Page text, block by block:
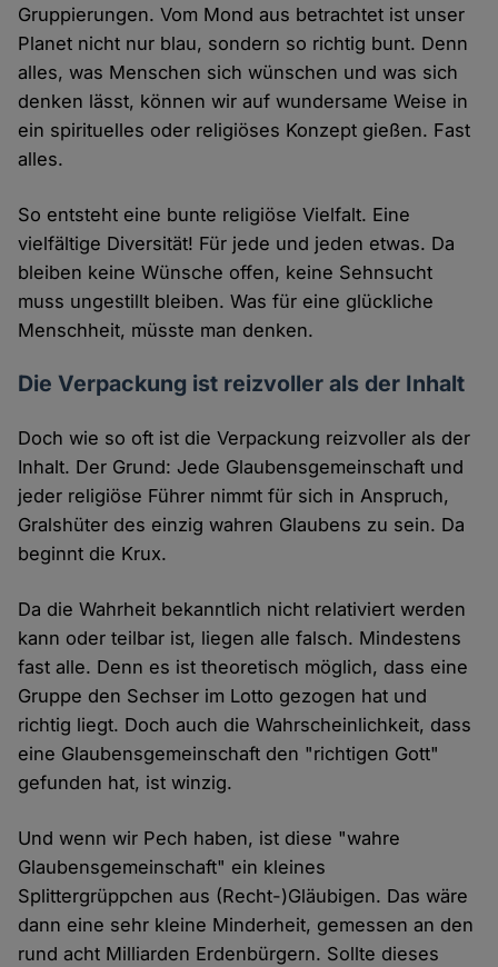
Gruppierungen. Vom Mond aus betrachtet ist unser
Planet nicht nur blau, sondern so richtig bunt. Denn
alles, was Menschen sich wünschen und was sich
denken lässt, können wir auf wundersame Weise in
ein spirituelles oder religiöses Konzept gießen. Fast
alles.
So entsteht eine bunte religiöse Vielfalt. Eine
vielfältige Diversität! Für jede und jeden etwas. Da
bleiben keine Wünsche offen, keine Sehnsucht
muss ungestillt bleiben. Was für eine glückliche
Menschheit, müsste man denken.
Die Verpackung ist reizvoller als der Inhalt
Doch wie so oft ist die Verpackung reizvoller als der
Inhalt. Der Grund: Jede Glaubensgemeinschaft und
jeder religiöse Führer nimmt für sich in Anspruch,
Gralshüter des einzig wahren Glaubens zu sein. Da
beginnt die Krux.
Da die Wahrheit bekanntlich nicht relativiert werden
kann oder teilbar ist, liegen alle falsch. Mindestens
fast alle. Denn es ist theoretisch möglich, dass eine
Gruppe den Sechser im Lotto gezogen hat und
richtig liegt. Doch auch die Wahrscheinlichkeit, dass
eine Glaubensgemeinschaft den "richtigen Gott"
gefunden hat, ist winzig.
Und wenn wir Pech haben, ist diese "wahre
Glaubensgemeinschaft" ein kleines
Splittergrüppchen aus (Recht-)Gläubigen. Das wäre
dann eine sehr kleine Minderheit, gemessen an den
rund acht Milliarden Erdenbürgern. Sollte dieses